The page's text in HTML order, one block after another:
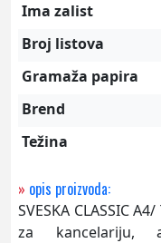
Ima zalist
Broj listova
Gramaža papira
Brend
Težina
» opis proizvoda:
SVESKA CLASSIC
za kancelariju,